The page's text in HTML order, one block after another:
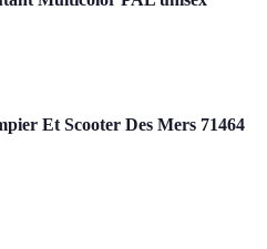
Et Scooter Des Mers 71464